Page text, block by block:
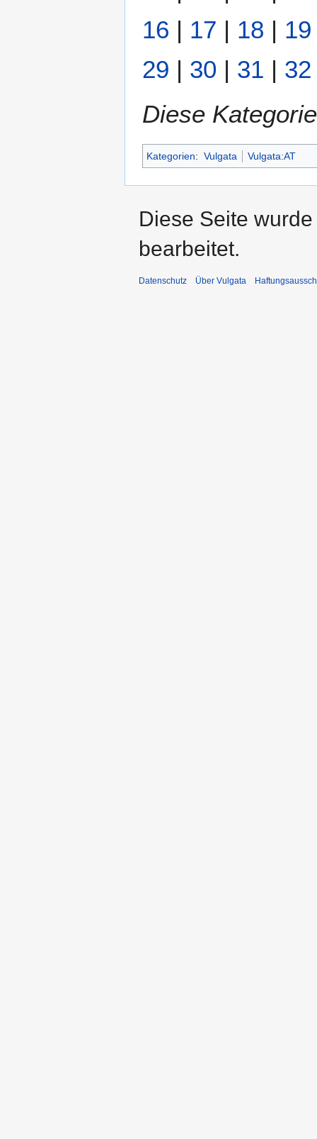
16 | 17 | 18 | 19
29 | 30 | 31 | 32
Diese
Kategorien: Vulgata Vulgata:AT
Diese Seite
bearbeitet.
Datenschutz Über Vulgata